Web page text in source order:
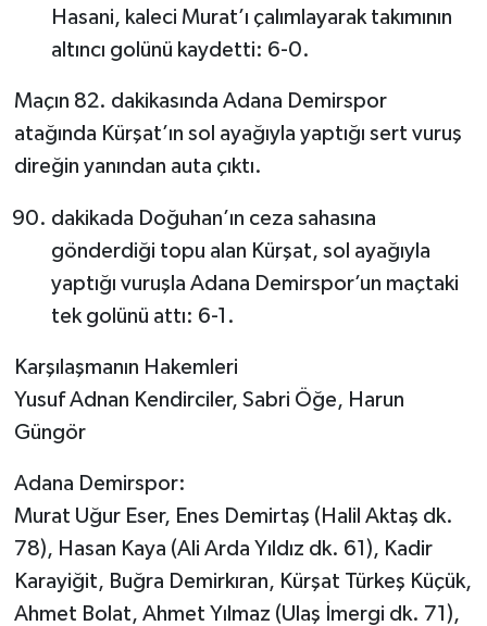
Hasani, kaleci Murat’ı çalımlayarak takımının
altıncı golünü kaydetti: 6-0.
Maçın 82. dakikasında Adana Demirspor
atağında Kürşat’ın sol ayağıyla yaptığı sert vuruş
direğin yanından auta çıktı.
dakikada Doğuhan’ın ceza sahasına
gönderdiği topu alan Kürşat, sol ayağıyla
yaptığı vuruşla Adana Demirspor’un maçtaki
tek golünü attı: 6-1.
Karşılaşmanın Hakemleri
Yusuf Adnan Kendirciler, Sabri Öğe, Harun
Güngör
Adana Demirspor:
Murat Uğur Eser, Enes Demirtaş (Halil Aktaş dk.
78), Hasan Kaya (Ali Arda Yıldız dk. 61), Kadir
Karayiğit, Buğra Demirkıran, Kürşat Türkeş Küçük,
Ahmet Bolat, Ahmet Yılmaz (Ulaş İmergi dk. 71),